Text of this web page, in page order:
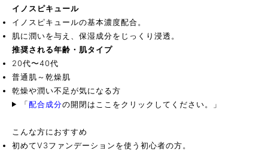
イノスピキュール
イノスピキュールの基本濃度配合。
肌に潤いを与え、保湿成分をじっくり浸透。
推奨される年齢・肌タイプ
20代〜40代
普通肌～乾燥肌
乾燥や潤い不足が気になる方
「配合成分の開閉はここをクリックしてください。 」
こんな方におすすめ
初めてV3ファンデーションを使う初心者の方。